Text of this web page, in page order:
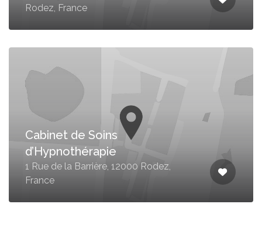
Rodez, France
Cabinet de Soins
d’Hypnothérapie
1 Rue de la Barrière, 12000 Rodez,
France